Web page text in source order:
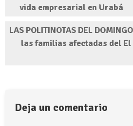
vida empresarial en Urabá
LAS POLITINOTAS DEL
las familias afectadas del
Deja un comentario